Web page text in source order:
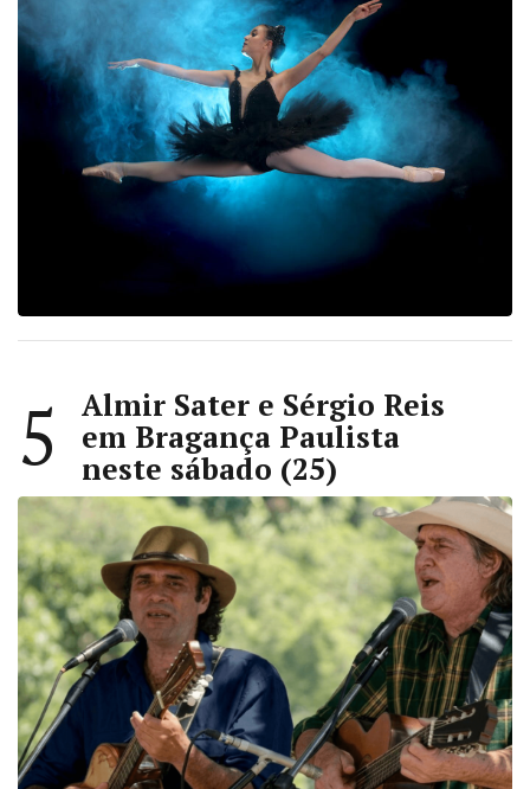
5
Almir Sater e Sérgio Reis
em Bragança Paulista
neste sábado (25)